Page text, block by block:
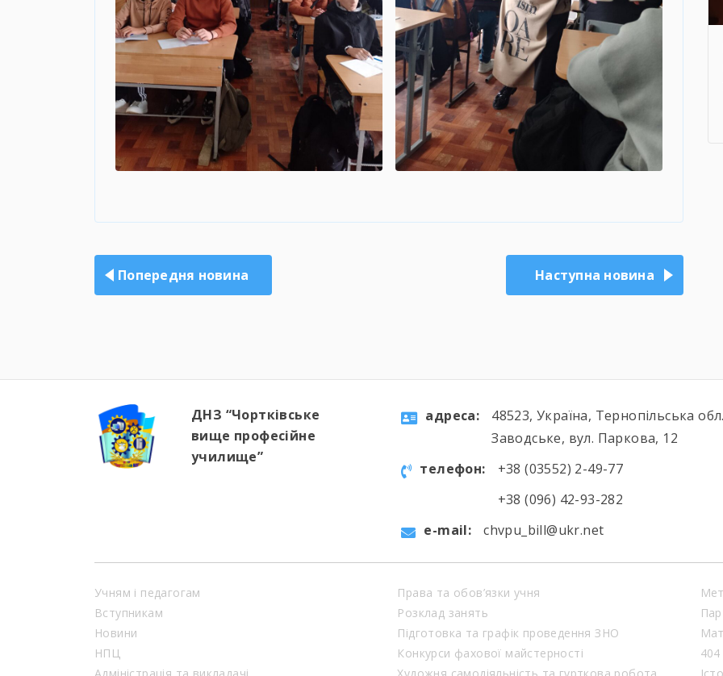
записів
Попередня новина Наступна новина
ДНЗ “Чортківське
вище професійне
училище”
aдресa:
48523, Україна, Тернопільська
Заводське, вул. Паркова, 12
телефон:
+38 (03552) 2-49-77
+38 (096) 42-93-282
e-mail:
chvpu_bill@ukr.net
Учням і педагогам
Вступникам
Новини
НПЦ
Права та обов’язки учня
Розклад занять
Підготовка та графік проведення ЗНО
Конкурси фахової майстерності
404